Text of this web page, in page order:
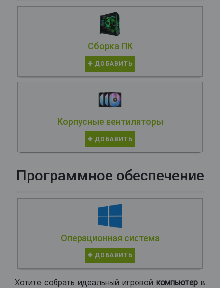
Сборка ПК
ДОБАВИТЬ
Корпусные вентиляторы
ДОБАВИТЬ
Программное обеспечение
Операционная система
ДОБАВИТЬ
Хотите собрать идеальный игровой компьютер в